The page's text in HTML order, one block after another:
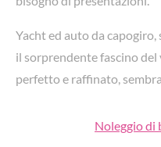
Yacht ed auto da
il sorprendente fascino
perfetto e raffinato,
Noleggio di